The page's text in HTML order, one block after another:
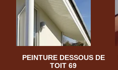
PEINTURE DESSOUS DE
TOIT 69